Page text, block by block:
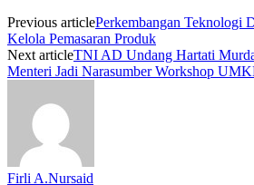
Previous articlePerkembangan Teknologi
Kelola Pemasaran Produk
Next articleTNI AD Undang Hartati
Menteri Jadi Narasumber Workshop
Firli A.Nursaid